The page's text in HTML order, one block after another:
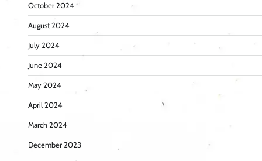
October 2024
August 2024
July 2024
June 2024
May 2024
April 2024
March 2024
December 2023